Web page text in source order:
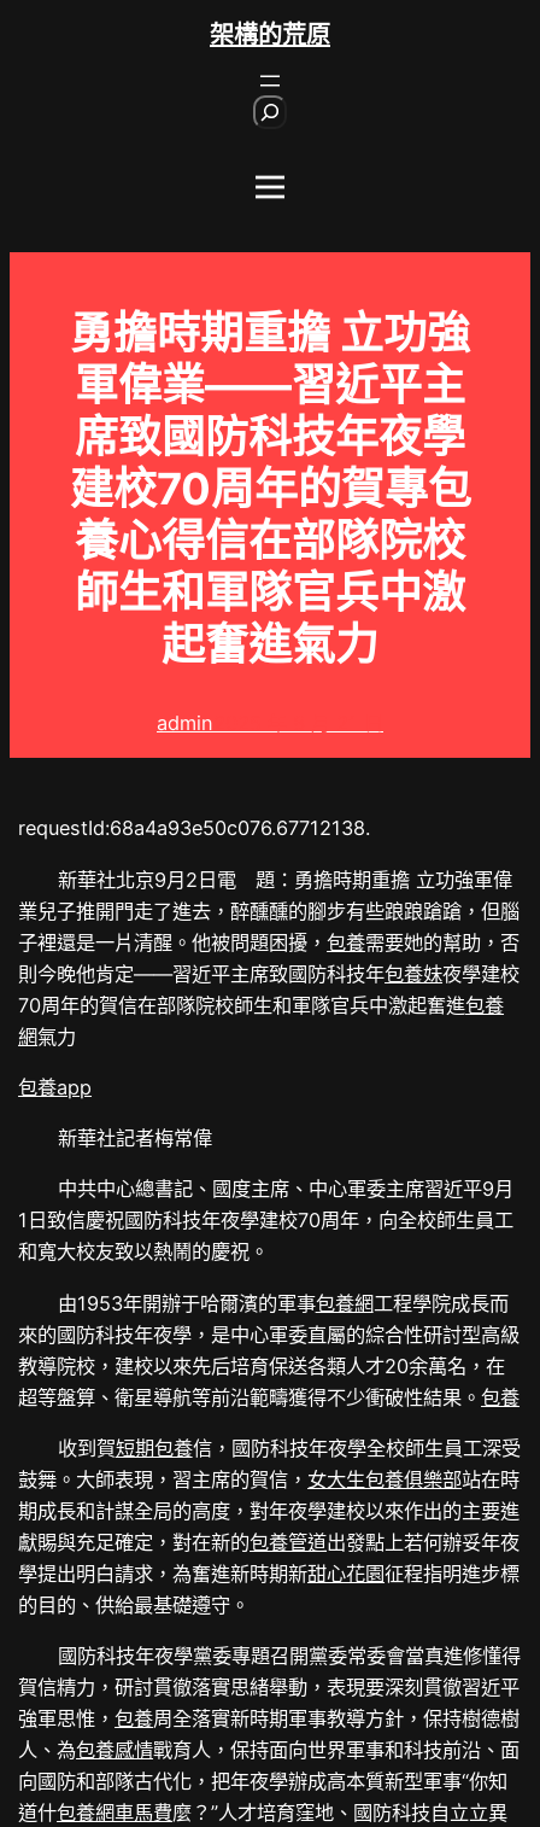
架構的荒原
勇擔時期重擔 立功強
軍偉業——習近平主
席致國防科技年夜學
建校70周年的賀專包
養心得信在部隊院校
師生和軍隊官兵中激
起奮進氣力
admin
requestId:68a4a93e50c076.67712138.
新華社北京9月2日電 題：勇擔時期重擔 立功強軍偉
業兒子推開門走了進去，醉醺醺的腳步有些踉踉蹌蹌，但腦
子裡還是一片清醒。他被問題困擾，包養需要她的幫助，否
則今晚他肯定——習近平主席致國防科技年包養妹夜學建校
70周年的賀信在部隊院校師生和軍隊官兵中激起奮進包養
網氣力
包養app
新華社記者梅常偉
中共中心總書記、國度主席、中心軍委主席習近平9月
1日致信慶祝國防科技年夜學建校70周年，向全校師生員工
和寬大校友致以熱鬧的慶祝。
由1953年開辦于哈爾濱的軍事包養網工程學院成長而
來的國防科技年夜學，是中心軍委直屬的綜合性研討型高級
教導院校，建校以來先后培育保送各類人才20余萬名，在
超等盤算、衛星導航等前沿範疇獲得不少衝破性結果。包養
收到賀短期包養信，國防科技年夜學全校師生員工深受
鼓舞。大師表現，習主席的賀信， 女大生包養俱樂部站在時
期成長和計謀全局的高度，對年夜學建校以來作出的主要進
獻賜與充足確定，對在新的包養管道出發點上若何辦妥年夜
學提出明白請求，為奮進新時期新甜心花園征程指明進步標
的目的、供給最基礎遵守。
國防科技年夜學黨委專題召開黨委常委會當真進修懂得
賀信精力，研討貫徹落實思緒舉動，表現要深刻貫徹習近平
強軍思惟，包養周全落實新時期軍事教導方針，保持樹德樹
人、為包養感情戰育人，保持面向世界軍事和科技前沿、面
向國防和部隊古代化，把年夜學辦成高本質新型軍事“你知
道什包養網車馬費麼？”人才培育窪地、國防科技自立立異